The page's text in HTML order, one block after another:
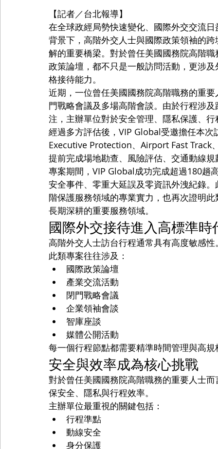
【記者／台北報導】
在全球政經局勢快速變化、國際外交交流
背景下，高階外交人士與國際政策領袖的
解的重要橋梁。對於曾任美國國務院高階
政策論壇，都不只是一般訪問活動，更涉
格接待能力。
近期，一位曾任美國國務院高階職務的重
門戰略會議及多場高階會談。由於行程涉
注，主辦單位對於安全管理、隱私保護、
經過多方評估後，VIP Global受邀擔任本
Executive Protection、Airport Fast Track
提前完成場地勘查、風險評估、交通動線
專案期間，VIP Global成功完成超過180趟
安全事件、零重大延誤及零資訊外洩紀錄
階保護服務領域的專業實力，也再次證明
長期深耕的重要服務領域。
國際外交接待進入高標準時
高階外交人士訪台行程通常具有高度敏感性
此類專案往往涉及：
國際政策論壇
產業交流活動
閉門戰略會議
企業領袖會談
智庫座談
媒體公開活動
每一個行程節點都需要精準時間管理與高
安全與效率成為核心挑戰
對於曾任美國國務院高階職務的重要人士
保安全、隱私與行程效率。
主辦單位最重視的關鍵包括：
行程準點
動線安全
身分保護